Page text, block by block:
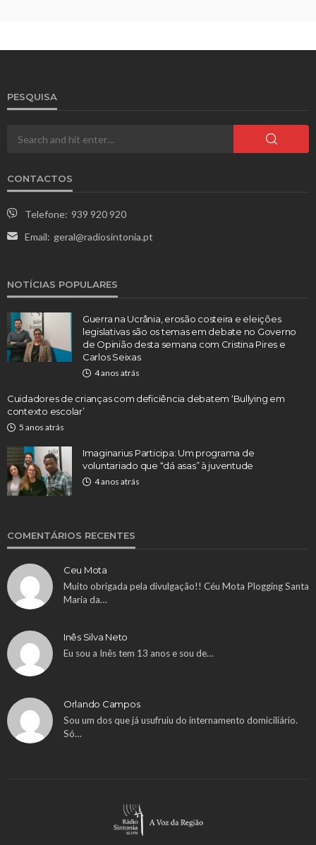
PESQUISA
CONTACTOS
Telefone: 939 920 920
Email: geral@radiosintonia.pt
NOTÍCIAS POPULARES
Guerra na Ucrânia, erosão costeira e eleições
legislativas são os temas em debate no Governo
de Opinião desta semana com Cristina Pires e
Carlos Seixas
4 anos atrás
Cuidadores de crianças com deficiência debatem ‘Bullying em
contexto escolar’
5 anos atrás
Imaginarius Participa: Um programa de
voluntariado que “dá asas” à juventude
4 anos atrás
COMENTÁRIOS RECENTES
Ceu Mota
Muito obrigada pela divulgação!! Céu Mota Plogging Santa
Maria da…
Inês Silva Neto
Eu sou a Inês tem 13 anos e sou de…
Orlando Campos
Sou um dos que já usufruiu do internamento domiciliário.
Só…